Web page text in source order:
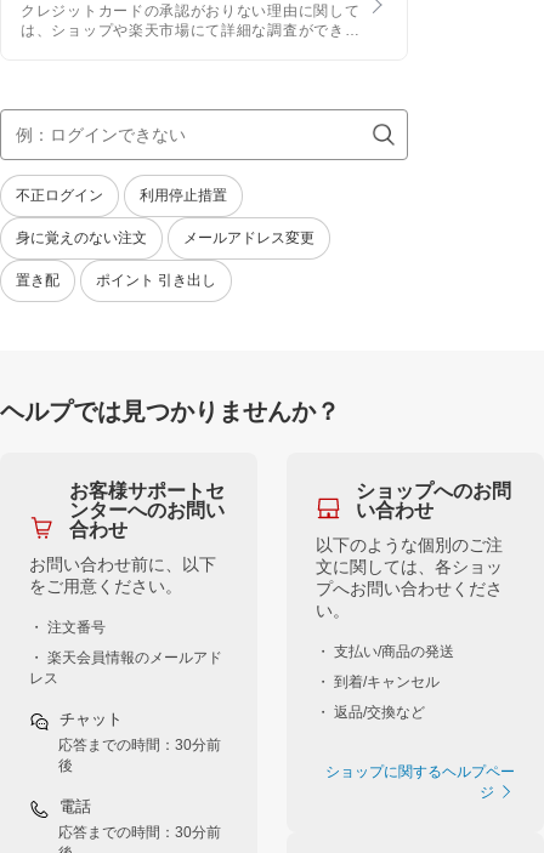
クレジットカードの承認がおりない理由に関して
は、ショップや楽天市場にて詳細な調査ができか
下が挙げられます。事前にご確認ください。
不正ログイン 利用停止措置
身に覚えのない注文 メールアドレス変更
置き配 ポイント 引き出し
ヘルプでは見つかりませんか？
お客様サポートセ
ンターへのお問い
合わせ
お問い合わせ前に、以下
をご用意ください。
・ 注文番号
・ 楽天会員情報のメールアド
レス
チャット
応答までの時間：30分前
後
電話
応答までの時間：30分前
ショップへのお問
い合わせ
以下のような個別のご注
文に関しては、各ショッ
プへお問い合わせくださ
い。
・ 支払い/商品の発送
・ 到着/キャンセル
・ 返品/交換など
ショップに関するヘルプペー
ジ